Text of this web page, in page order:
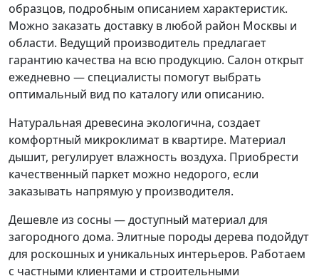
образцов, подробным описанием характеристик.
Можно заказать доставку в любой район Москвы и
области. Ведущий производитель предлагает
гарантию качества на всю продукцию. Салон открыт
ежедневно — специалисты помогут выбрать
оптимальный вид по каталогу или описанию.
Натуральная древесина экологична, создает
комфортный микроклимат в квартире. Материал
дышит, регулирует влажность воздуха. Приобрести
качественный паркет можно недорого, если
заказывать напрямую у производителя.
Дешевле из сосны — доступный материал для
загородного дома. Элитные породы дерева подойдут
для роскошных и уникальных интерьеров. Работаем
с частными клиентами и строительными